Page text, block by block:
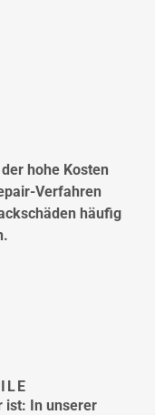
hohe Kosten
Verfahren
häufig
ist: In unserer